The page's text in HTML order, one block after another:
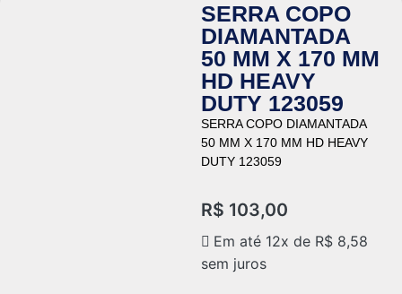
SERRA COPO
DIAMANTADA
50 MM X 170 MM
HD HEAVY
DUTY 123059
SERRA COPO DIAMANTADA
50 MM X 170 MM HD HEAVY
DUTY 123059
R$ 103,00
Em até 12x de R$ 8,58
sem juros